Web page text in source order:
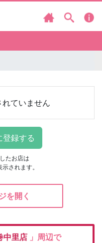
ていません
たお店は
示されます。
を開く
中里店 」周辺で